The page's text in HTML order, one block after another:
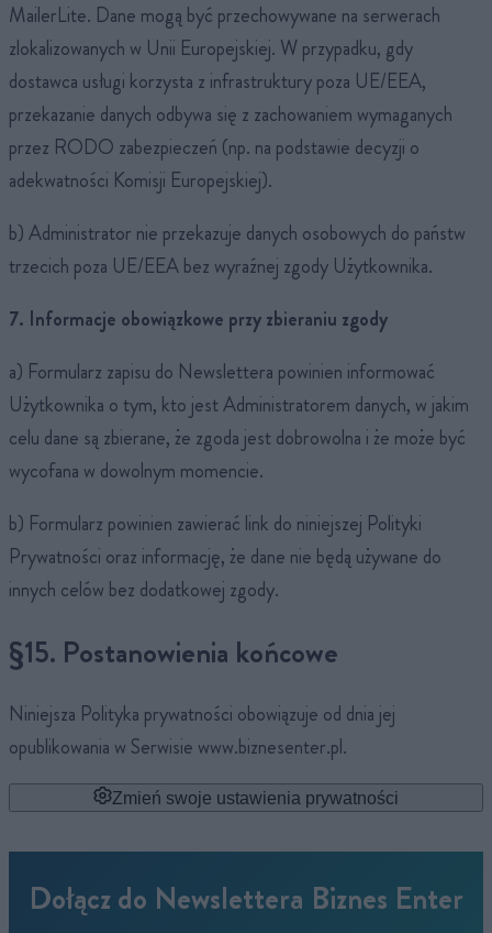
MailerLite. Dane mogą być przechowywane na serwerach
zlokalizowanych w Unii Europejskiej. W przypadku, gdy
dostawca usługi korzysta z infrastruktury poza UE/EEA,
przekazanie danych odbywa się z zachowaniem wymaganych
przez RODO zabezpieczeń (np. na podstawie decyzji o
adekwatności Komisji Europejskiej).
b) Administrator nie przekazuje danych osobowych do państw
trzecich poza UE/EEA bez wyraźnej zgody Użytkownika.
7. Informacje obowiązkowe przy zbieraniu zgody
a) Formularz zapisu do Newslettera powinien informować
Użytkownika o tym, kto jest Administratorem danych, w jakim
celu dane są zbierane, że zgoda jest dobrowolna i że może być
wycofana w dowolnym momencie.
b) Formularz powinien zawierać link do niniejszej Polityki
Prywatności oraz informację, że dane nie będą używane do
innych celów bez dodatkowej zgody.
§15. Postanowienia końcowe
Niniejsza Polityka prywatności obowiązuje od dnia jej
opublikowania w Serwisie www.biznesenter.pl.
Zmień swoje ustawienia prywatności
Dołącz do Newslettera Biznes Enter